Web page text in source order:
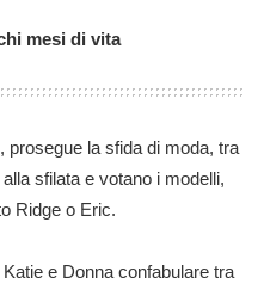
mesi di vita
la sfida di moda, tra
sfilata e votano i modelli,
Ridge o Eric.
e Donna confabulare tra